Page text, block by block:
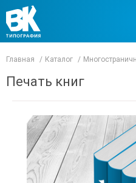
Главная Каталог
Печать книг